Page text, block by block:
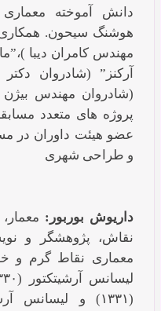
دانش آموخته
هوشنگ سیحون.
مهندس کامران دیبا
آرکنز” (شادروان
(شادروان مهندس بیژن
پروژه های متعدد
عضو هیئت داوران در
و طراحی شهری
داریوش بوربور:
نقاش، پژوهشگر و